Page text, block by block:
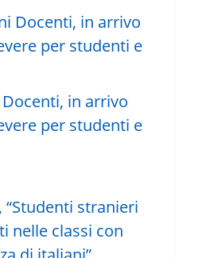
in arrivo
per studenti e